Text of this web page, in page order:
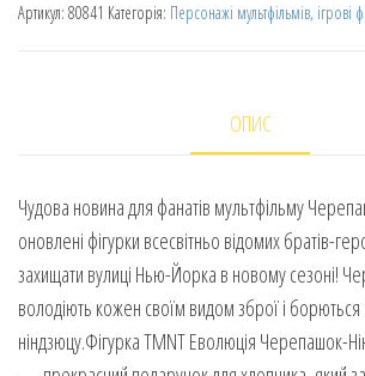
Артикул: 80841 Категорія: Персонажі мультфільмів, ігрові
ОПИС
Чудова новина для фанатів мультфільму
оновлені фігурки всесвітньо відомих братів-
захищати вулиці Нью-Йорка в новому сезоні!
володіють кожен своїм видом зброї і борються
ніндзюцу.Фігурка TMNT Еволюція Черепашок-